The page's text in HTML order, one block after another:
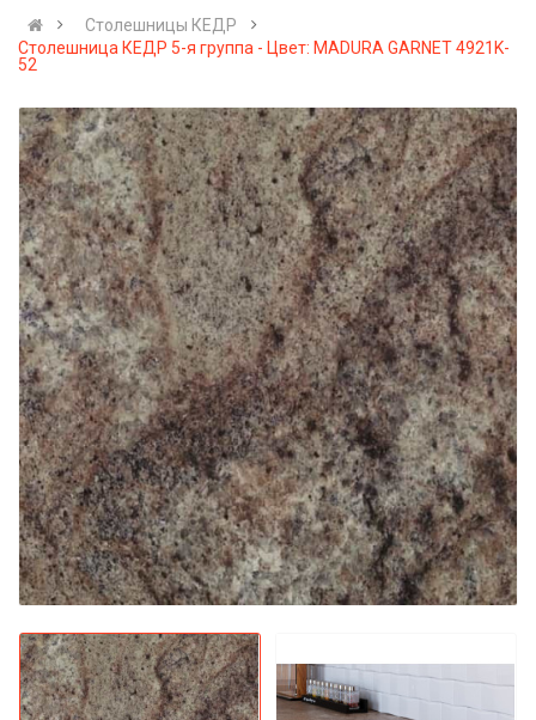
Столешницы КЕДР
Столешница КЕДР 5-я группа - Цвет: MADURA GARNET 4921K-
52